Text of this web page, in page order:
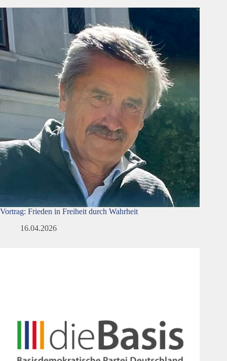
Vortrag: Frieden in Freiheit durch Wahrheit
16.04.2026